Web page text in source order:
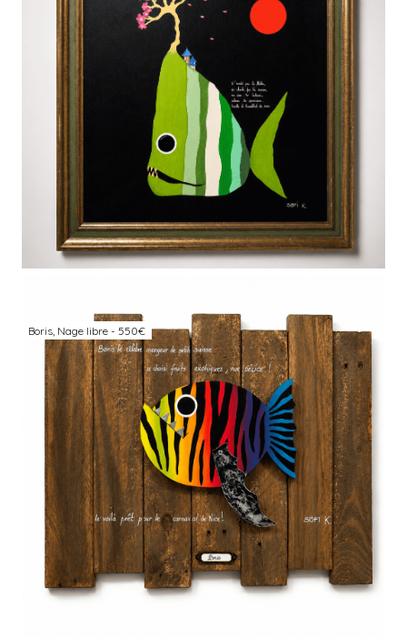
Boris, Nage libre - 550€